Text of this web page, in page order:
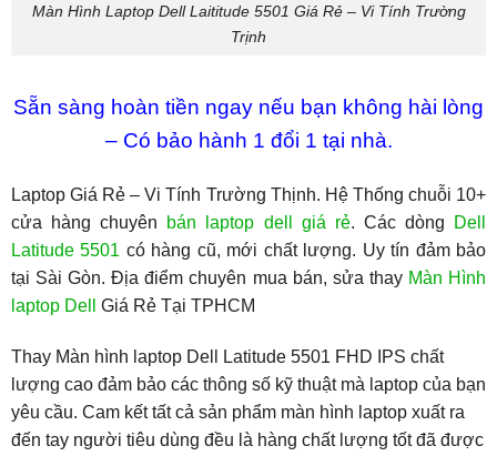
Màn Hình Laptop Dell Laititude 5501 Giá Rẻ – Vi Tính Trường
Trịnh
Sẵn sàng hoàn tiền ngay nếu bạn không hài lòng
– Có bảo hành 1 đổi 1 tại nhà.
Laptop Giá Rẻ – Vi Tính Trường Thịnh. Hệ Thống chuỗi 10+
cửa hàng chuyên
bán laptop dell giá rẻ. Các dòng
Dell
Latitude 5501 có hàng cũ, mới chất lượng. Uy tín đảm bảo
tại Sài Gòn. Địa điểm chuyên mua bán, sửa thay Màn Hình
laptop Dell
Giá Rẻ Tại TPHCM
Thay Màn hình laptop Dell Latitude 5501 FHD IPS chất
lượng cao đảm bảo các thông số kỹ thuật mà laptop của bạn
yêu cầu. Cam kết tất cả sản phẩm màn hình laptop xuất ra
đến tay người tiêu dùng đều là hàng chất lượng tốt đã được